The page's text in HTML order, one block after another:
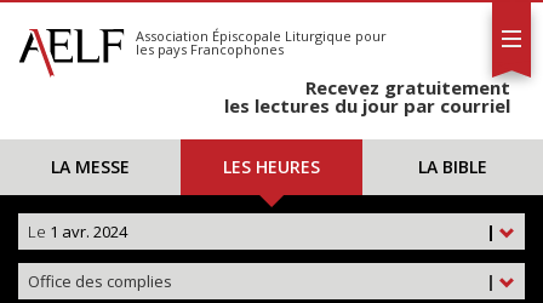
S'abonner
Calendrier
Association Épiscopale Liturgique pour
les pays Francophones
Recevez gratuitement
les lectures du jour par courriel
LA MESSE LES HEURES LA BIBLE
|
Le 1 avr. 2024
|
Office des complies